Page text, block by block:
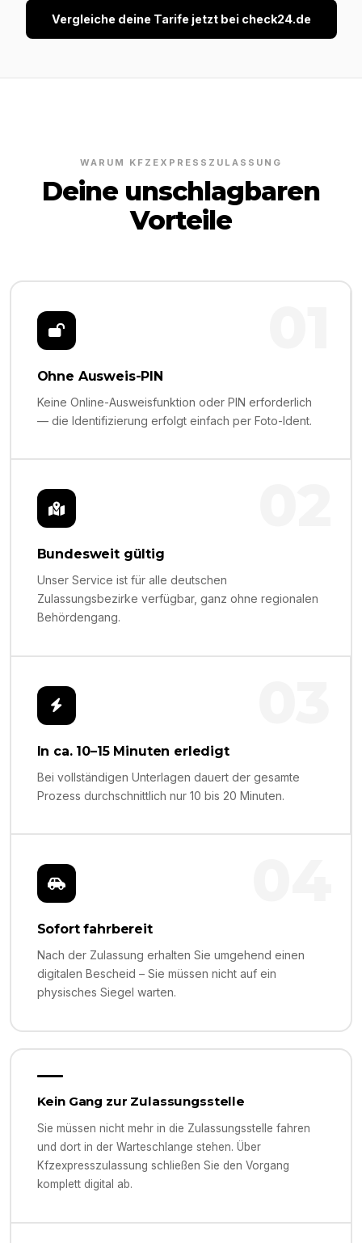
Vergleiche deine Tarife jetzt bei check24.de
WARUM KFZEXPRESSZULASSUNG
Deine unschlagbaren
Vorteile
Ohne Ausweis-PIN
Keine Online-Ausweisfunktion oder PIN erforderlich
— die Identifizierung erfolgt einfach per Foto-Ident.
Bundesweit gültig
Unser Service ist für alle deutschen
Zulassungsbezirke verfügbar, ganz ohne regionalen
Behördengang.
In ca. 10–15 Minuten erledigt
Bei vollständigen Unterlagen dauert der gesamte
Prozess durchschnittlich nur 10 bis 20 Minuten.
Sofort fahrbereit
Nach der Zulassung erhalten Sie umgehend einen
digitalen Bescheid – Sie müssen nicht auf ein
physisches Siegel warten.
Kein Gang zur Zulassungsstelle
Sie müssen nicht mehr in die Zulassungsstelle fahren
und dort in der Warteschlange stehen. Über
Kfzexpresszulassung schließen Sie den Vorgang
komplett digital ab.